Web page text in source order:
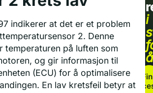
indikerer at det er et problem
2. Denne
temperaturen på luften som
og gir informasjon til
(ECU) for å optimalisere
En lav kretsfeil betyr at
i
å